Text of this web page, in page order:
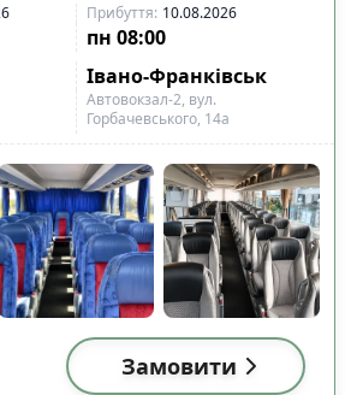
Прибуття: 10.08.2026
пн 08:00
Івано-Франківськ
Автовокзал-2, вул.
Горбачевського, 14а
Замовити